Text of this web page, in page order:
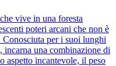
vive in una foresta
poteri arcani che non è
per i suoi lunghi
una combinazione di
aspetto incantevole, il peso